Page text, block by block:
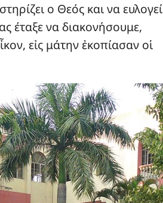
ο Θεός και να ευλογεί
έταξε να διακονήσουμε,
εἰς μάτην ἐκοπίασαν οἱ